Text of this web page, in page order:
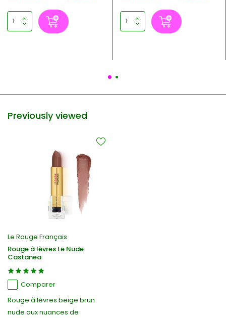
Previously viewed
Le Rouge Français
Rouge à lèvres Le Nude
Castanea
Comparer
Rouge à lèvres beige brun
nude aux nuances de